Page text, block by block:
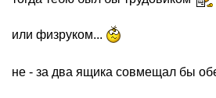
или физруком...
не - за два ящика совмещал бы